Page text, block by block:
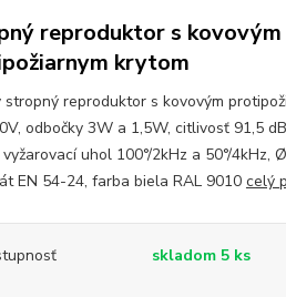
reproduktor s kovovým
krytom
stropný reproduktor s kovovým
odbočky 3W a 1,5W, citlivosť 91,5
uhol 100°/2kHz a 50°/4kHz,
EN 54-24, farba biela RAL 9010 celý
skladom 5 ks